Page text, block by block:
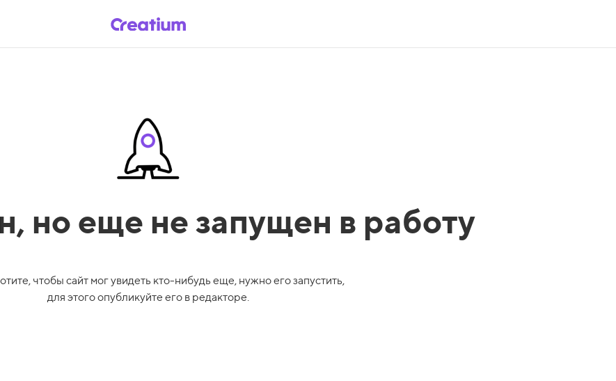
но еще не запущен в работу
чтобы сайт мог увидеть кто-нибудь еще, нужно его запустить,
для этого опубликуйте его в редакторе.